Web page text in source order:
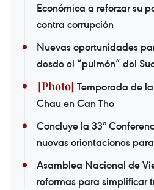
Económica a reforzar su
contra corrupción
Nuevas oportunidades
desde el “pulmón” del
Temporada de
Chau en Can Tho
Concluye la 33ª
nuevas orientaciones
Asamblea Nacional de
reformas para simplificar